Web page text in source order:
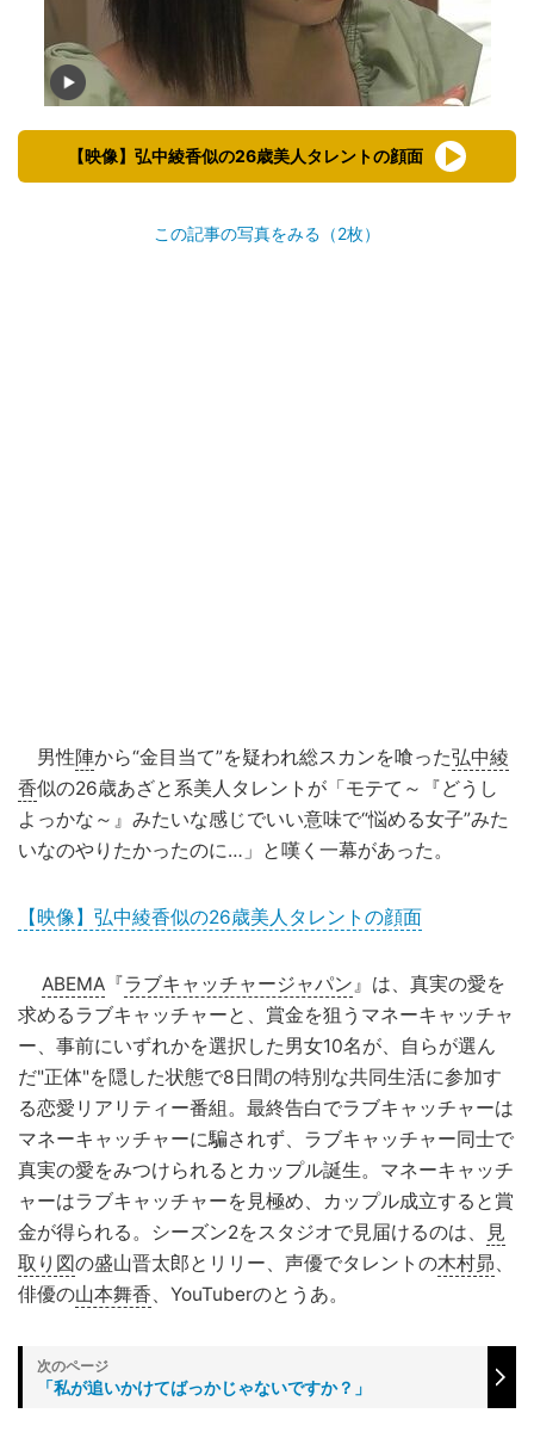
【映像】弘中綾香似の26歳美人タレントの顔面
この記事の写真をみる（2枚）
男性陣から“金目当て”を疑われ総スカンを喰った弘中綾
香似の26歳あざと系美人タレントが「モテて～『どうし
よっかな～』みたいな感じでいい意味で“悩める女子”みた
いなのやりたかったのに…」と嘆く一幕があった。
【映像】弘中綾香似の26歳美人タレントの顔面
ABEMA 『ラブキャッチャージャパン 』は、真実の愛を
求めるラブキャッチャーと、賞金を狙うマネーキャッチャ
ー、事前にいずれかを選択した男女10名が、自らが選ん
だ"正体"を隠した状態で8日間の特別な共同生活に参加す
る恋愛リアリティー番組。最終告白でラブキャッチャーは
マネーキャッチャーに騙されず、ラブキャッチャー同士で
真実の愛をみつけられるとカップル誕生。マネーキャッチ
ャーはラブキャッチャーを見極め、カップル成立すると賞
金が得られる。シーズン2をスタジオで見届けるのは、
見
取り図の盛山晋太郎とリリー、声優でタレントの木村昴
俳優の山本舞香 、YouTuberのとうあ。
「私が追いかけてばっかじゃないですか？」